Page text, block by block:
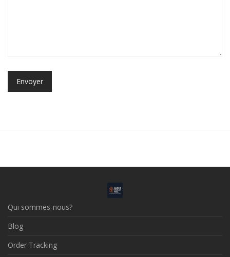
Qui sommes-nous?
Blog
Order Tracking